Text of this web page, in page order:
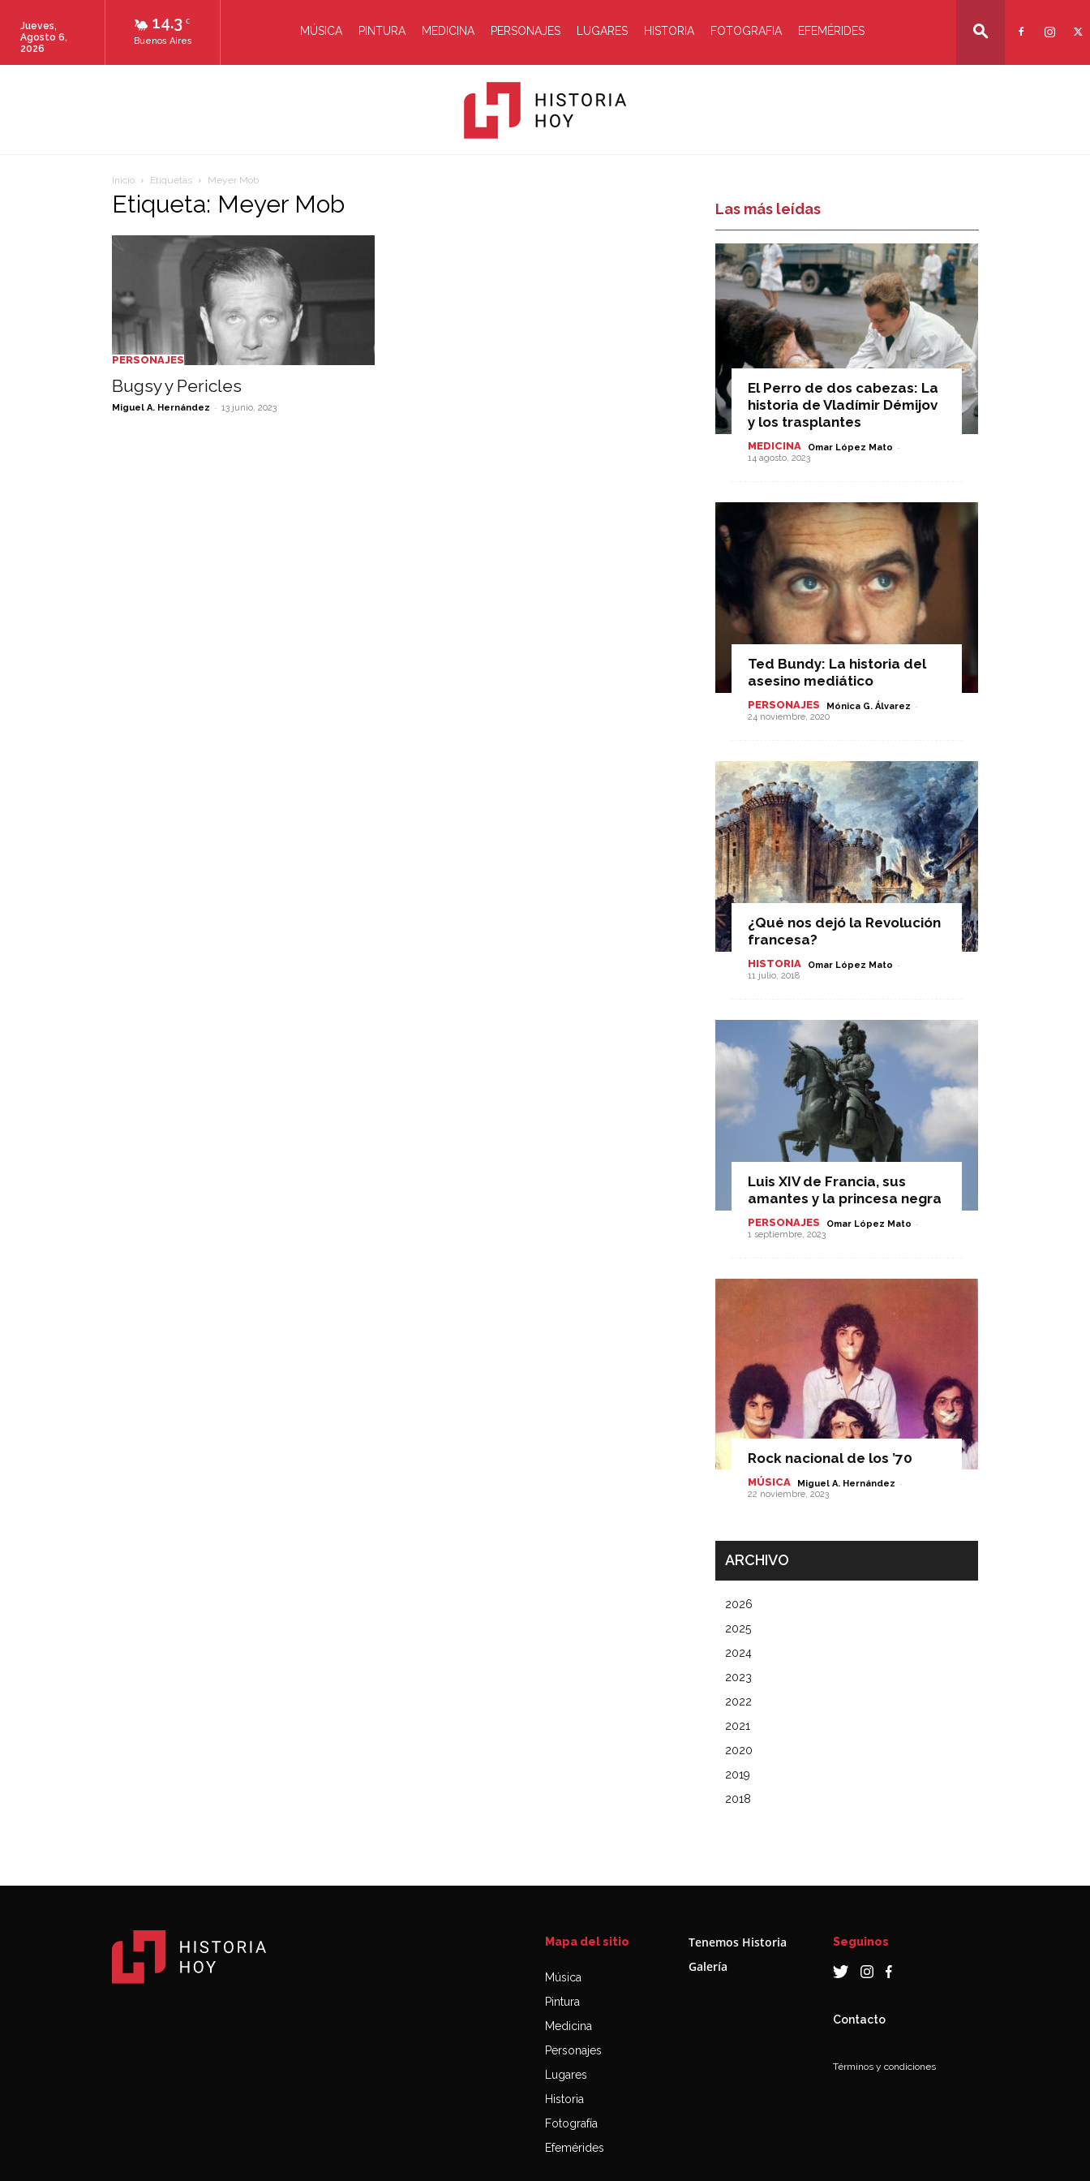
14.3 C
Buenos Aires
Jueves,
Agosto 6,
2026
MÚSICA PINTURA MEDICINA PERSONAJES LUGARES HISTORIA FOTOGRAFIA EFEMÉRIDES
Inicio Etiquetas Meyer Mob
Etiqueta: Meyer Mob
PERSONAJES
Bugsy y Pericles
Miguel A. Hernández - 13 junio, 2023
Las más leídas
El Perro de dos cabezas: La
historia de Vladímir Démijov
y los trasplantes
MEDICINA Omar López Mato -
14 agosto, 2023
Ted Bundy: La historia del
asesino mediático
PERSONAJES Mónica G. Álvarez -
24 noviembre, 2020
¿Qué nos dejó la Revolución
francesa?
HISTORIA Omar López Mato -
11 julio, 2018
Luis XIV de Francia, sus
amantes y la princesa negra
PERSONAJES Omar López Mato -
1 septiembre, 2023
Rock nacional de los ’70
MÚSICA Miguel A. Hernández -
22 noviembre, 2023
ARCHIVO
2026
2025
2024
2023
2022
2021
2020
2019
2018
Mapa del sitio
Música
Pintura
Medicina
Personajes
Lugares
Historia
Fotografía
Efemérides
Tenemos Historia
Galería
Seguinos
Contacto
Términos y condiciones